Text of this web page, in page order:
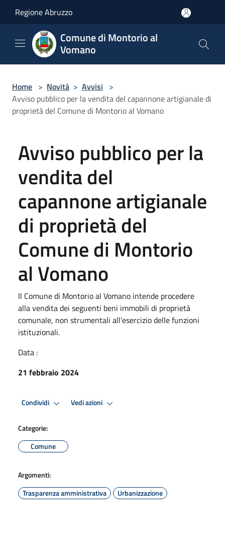
Regione Abruzzo
Comune di Montorio al
Vomano
Home > Novità > Avvisi >
Avviso pubblico per la vendita del capannone artigianale di
proprietà del Comune di Montorio al Vomano
Avviso pubblico per la
vendita del
capannone artigianale
di proprietà del
Comune di Montorio
al Vomano
Il Comune di Montorio al Vomano intende procedere
alla vendita dei seguenti beni immobili di proprietà
comunale, non strumentali all'esercizio delle funzioni
istituzionali.
Data :
21 febbraio 2024
Condividi Vedi azioni
Categorie:
Comune
Argomenti:
Trasparenza amministrativa
Urbanizzazione